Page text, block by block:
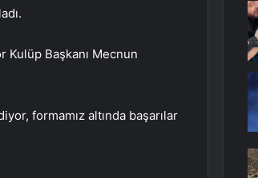
Kulüp Başkanı Mecnun
formamız altında başarılar